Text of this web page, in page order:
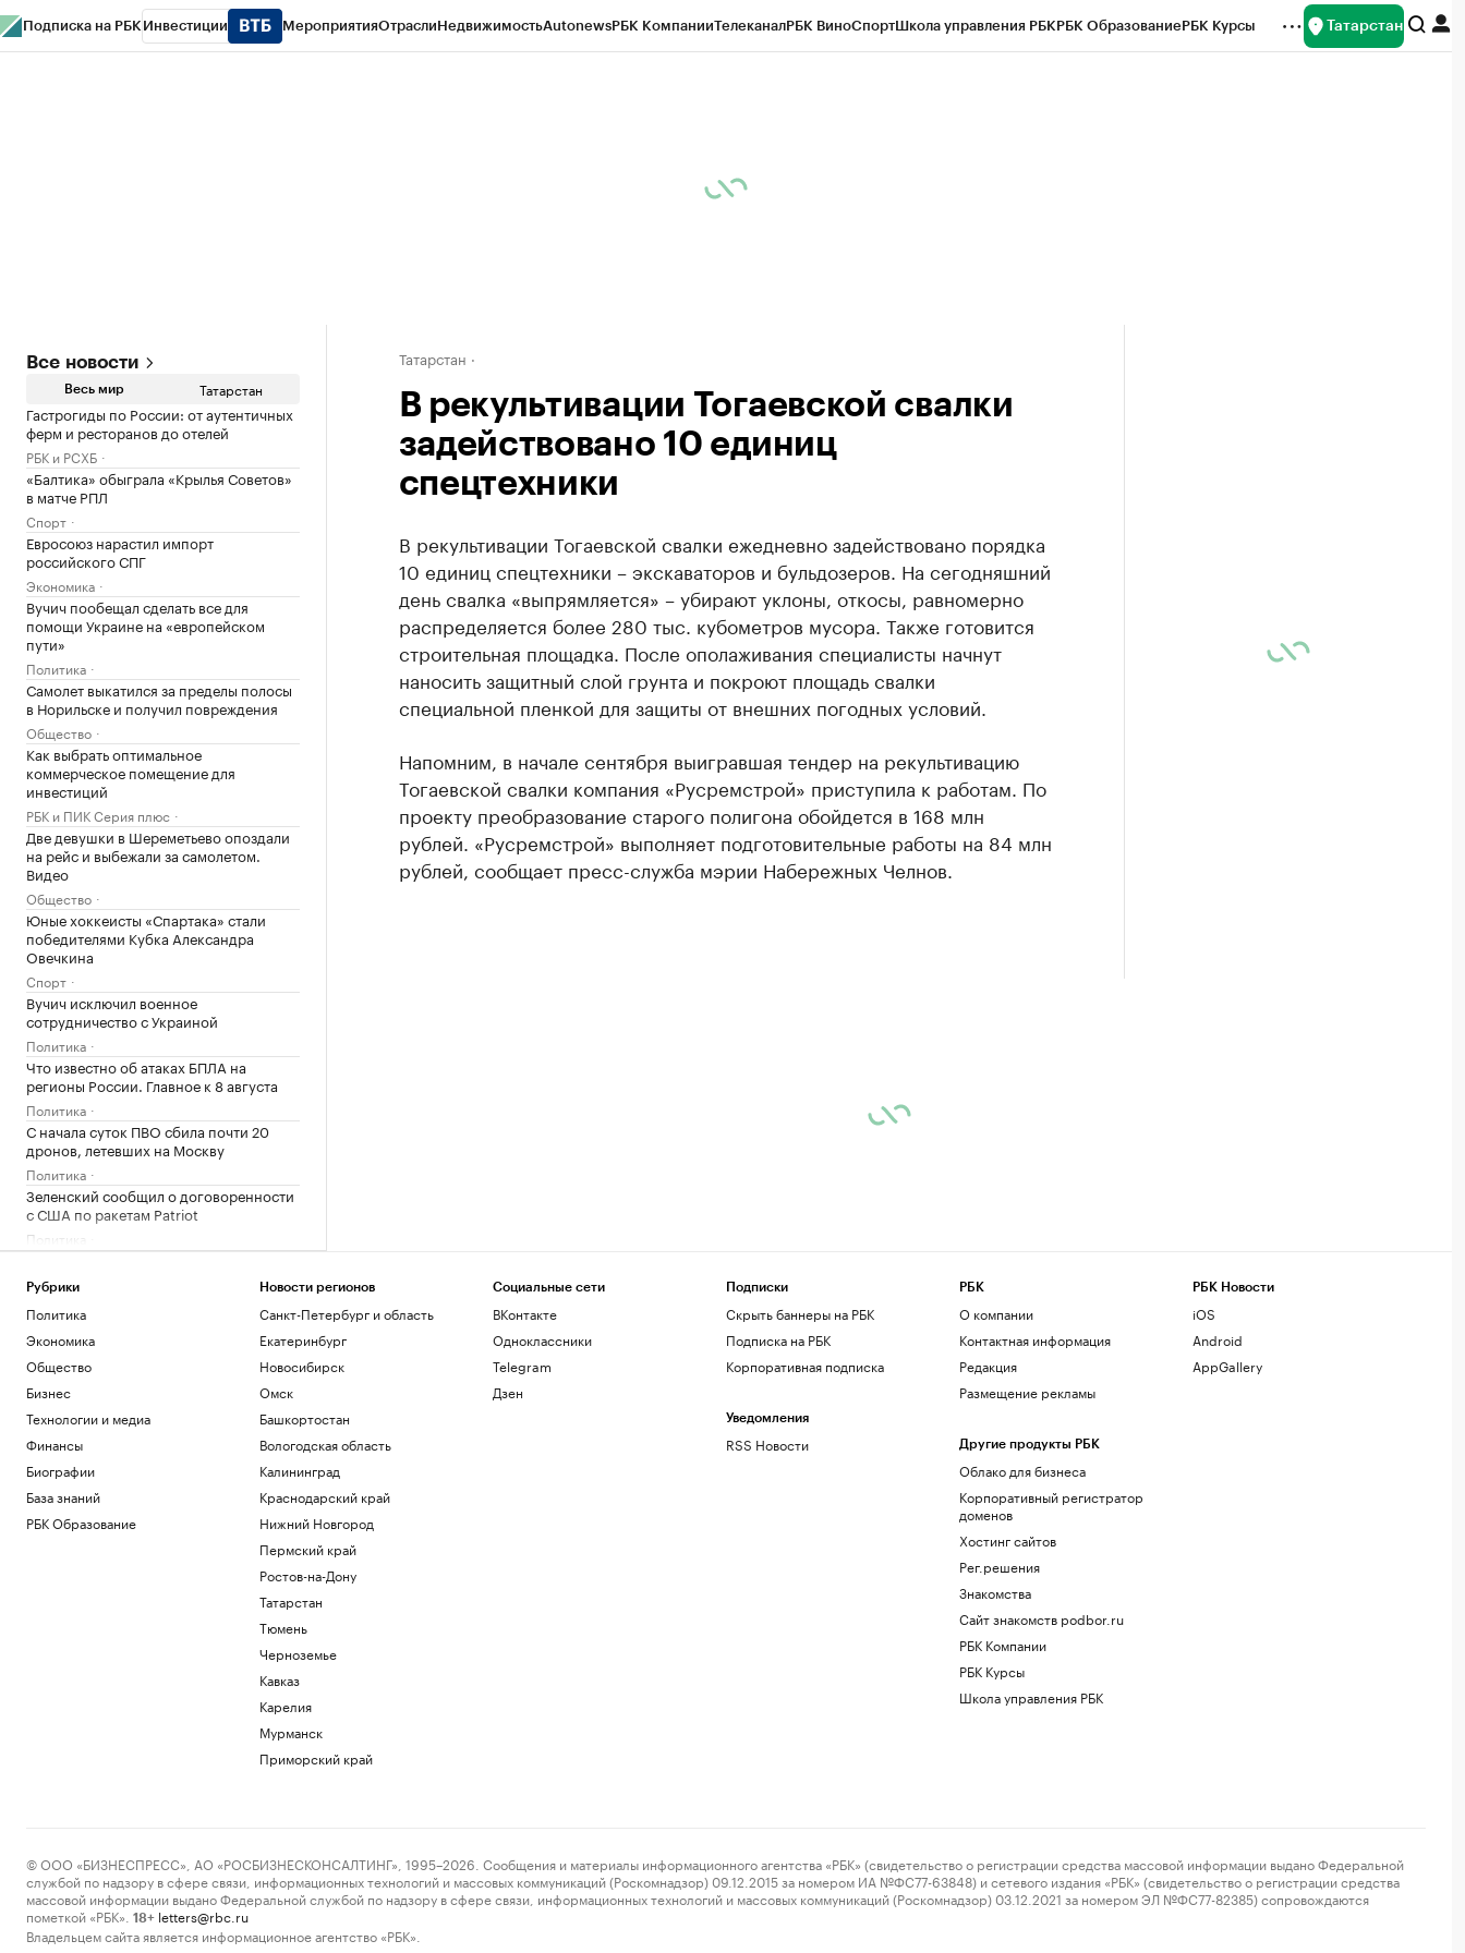
Подписка на РБК Инвестиции МероприятияОтраслиНедвижимостьAutonewsРБК КомпанииТелеканалРБК ВиноСпортШкола управления РБКРБК ОбразованиеРБК Курсы Татарстан
Все новости
Весь мир Татарстан
Гастрогиды по России: от аутентичных
ферм и ресторанов до отелей
РБК и РСХБ
«Балтика» обыграла «Крылья Советов»
в матче РПЛ
Спорт
Евросоюз нарастил импорт
российского СПГ
Экономика
Вучич пообещал сделать все для
помощи Украине на «европейском
пути»
Политика
Самолет выкатился за пределы полосы
в Норильске и получил повреждения
Общество
Как выбрать оптимальное
коммерческое помещение для
инвестиций
РБК и ПИК Серия плюс
Две девушки в Шереметьево опоздали
на рейс и выбежали за самолетом.
Видео
Общество
Юные хоккеисты «Спартака» стали
победителями Кубка Александра
Овечкина
Спорт
Вучич исключил военное
сотрудничество с Украиной
Политика
Что известно об атаках БПЛА на
регионы России. Главное к 8 августа
Политика
С начала суток ПВО сбила почти 20
дронов, летевших на Москву
Политика
Зеленский сообщил о договоренности
с США по ракетам Patriot
Политика
олимпийского чемпиона гимнаста
Щербо
Спорт
История биржевой торговли в России
РБК и Петербургская Биржа
Синоптик рассказал о «первом визите
осени» в Москву
Медведев рассказал о «жестких»
переговорах с Саркози в 2008 году
Политика
Федорищев рассказал о последствиях
атаки БПЛА на Самарскую область
Трое пострадали при ударе БПЛА по
грузовику в Белгородской области
Искусственный интеллект вызовет
Зачем малому и среднему бизнесу
облигации и что важно знать о бирже
Татарстан
В рекультивации Тогаевской свалки
задействовано 10 единиц
спецтехники
В рекультивации Тогаевской свалки ежедневно задействовано порядка
10 единиц спецтехники – экскаваторов и бульдозеров. На сегодняшний
день свалка «выпрямляется» – убирают уклоны, откосы, равномерно
распределяется более 280 тыс. кубометров мусора. Также готовится
строительная площадка. После ополаживания специалисты начнут
наносить защитный слой грунта и покроют площадь свалки
специальной пленкой для защиты от внешних погодных условий.
Напомним, в начале сентября выигравшая тендер на рекультивацию
Тогаевской свалки компания «Русремстрой» приступила к работам. По
проекту преобразование старого полигона обойдется в 168 млн
рублей. «Русремстрой» выполняет подготовительные работы на 84 млн
рублей, сообщает пресс-служба мэрии Набережных Челнов.
Рубрики
Политика
Экономика
Общество
Бизнес
Технологии и медиа
Финансы
Биографии
База знаний
РБК Образование
Новости регионов
Санкт-Петербург и область
Екатеринбург
Новосибирск
Омск
Башкортостан
Вологодская область
Калининград
Краснодарский край
Нижний Новгород
Пермский край
Ростов-на-Дону
Татарстан
Тюмень
Черноземье
Кавказ
Карелия
Мурманск
Приморский край
Социальные сети
ВКонтакте
Одноклассники
Telegram
Дзен
Подписки
Скрыть баннеры на РБК
Подписка на РБК
Корпоративная подписка
Уведомления
RSS Новости
РБК
О компании
Контактная информация
Редакция
Размещение рекламы
Другие продукты РБК
Облако для бизнеса
Корпоративный регистратор
доменов
Хостинг сайтов
Рег.решения
Знакомства
Сайт знакомств podbor.ru
РБК Компании
РБК Курсы
Школа управления РБК
РБК Новости
iOS
Android
AppGallery
© ООО «БИЗНЕСПРЕСС», АО «РОСБИЗНЕСКОНСАЛТИНГ», 1995–2026. Сообщения и материалы информационного агентства «РБК» (свидетельство о регистрации средства массовой информации выдано Федеральной
службой по надзору в сфере связи, информационных технологий и массовых коммуникаций (Роскомнадзор) 09.12.2015 за номером ИА №ФС77-63848) и сетевого издания «РБК» (свидетельство о регистрации средства
массовой информации выдано Федеральной службой по надзору в сфере связи, информационных технологий и массовых коммуникаций (Роскомнадзор) 03.12.2021 за номером ЭЛ №ФС77-82385) сопровождаются
пометкой «РБК».
18+ letters@rbc.ru
Владельцем сайта является информационное агентство «РБК».